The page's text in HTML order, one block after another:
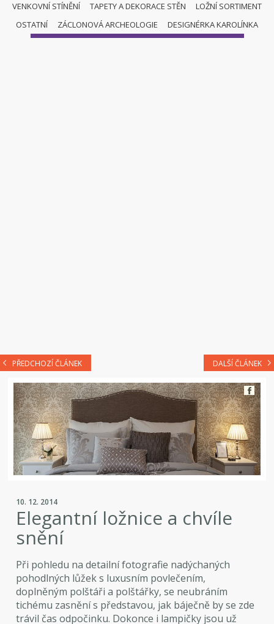
VENKOVNÍ STÍNĚNÍ
TAPETY A DEKORACE STĚN
LOŽNÍ SORTIMENT
OSTATNÍ
ZÁCLONOVÁ ARCHEOLOGIE DESIGNÉRKA KAROLÍNKA
LOŽNÍ SORTIMENT
PŘEDCHOZÍ ČLÁNEK DALŠÍ ČLÁNEK
10. 12. 2014
Elegantní ložnice a chvíle
snění
Při pohledu na detailní fotografie nadýchaných
pohodlných lůžek s luxusním povlečením,
doplněným polštáři a polštářky, se neubráním
tichému zasnění s představou, jak báječně by se zde
trávil čas odpočinku. Dokonce i lampičky jsou už